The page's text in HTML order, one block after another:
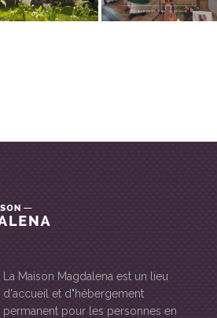
La Maison Magdalena est un lieu
d'accueil et d"hébergement
permanent pour les personnes en